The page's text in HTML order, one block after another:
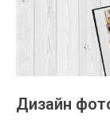
Дизайн